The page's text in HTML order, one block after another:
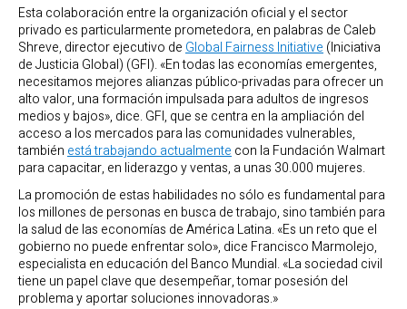
Esta colaboración entre la organización oficial y el sector
privado es particularmente prometedora, en palabras de Caleb
Shreve, director ejecutivo de Global Fairness Initiative (Iniciativa
de Justicia Global) (GFI). «En todas las economías emergentes,
necesitamos mejores alianzas público-privadas para ofrecer un
alto valor, una formación impulsada para adultos de ingresos
medios y bajos», dice. GFI, que se centra en la ampliación del
acceso a los mercados para las comunidades vulnerables,
también está trabajando actualmente con la Fundación Walmart
para capacitar, en liderazgo y ventas, a unas 30.000 mujeres.
La promoción de estas habilidades no sólo es fundamental para
los millones de personas en busca de trabajo, sino también para
la salud de las economías de América Latina. «Es un reto que el
gobierno no puede enfrentar solo», dice Francisco Marmolejo,
especialista en educación del Banco Mundial. «La sociedad civil
tiene un papel clave que desempeñar, tomar posesión del
problema y aportar soluciones innovadoras.»